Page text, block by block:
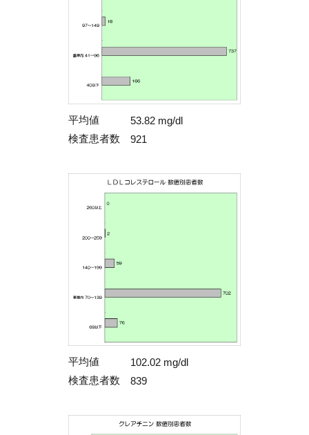
平均値
53.82 mg/dl
検査患者数
921
平均値
102.02 mg/dl
検査患者数
839